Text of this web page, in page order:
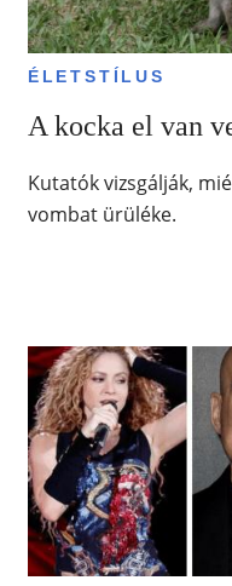
ÉLETSTÍLUS
A kocka el van
Kutatók vizsgálják,
vombat ürüléke.